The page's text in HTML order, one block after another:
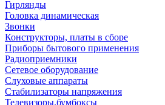
Гирлянды
Головка динамическая
Звонки
Конструкторы, платы в сборе
Приборы бытового применения
Радиоприемники
Сетевое оборудование
Слуховые аппараты
Стабилизаторы напряжения
Телевизоры.бумбоксы